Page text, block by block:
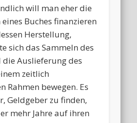
will man eher die
Buches finanzieren
Herstellung,
sich das Sammeln des
die Auslieferung des
zeitlich
Rahmen bewegen. Es
Geldgeber zu finden,
mehr Jahre auf ihren